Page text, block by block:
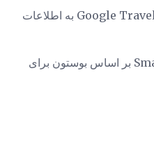
GoogleTravel پورتال Google Travel Team به اطلاعات
SmarterTravel Clearinghouse بر اساس بوستون برای